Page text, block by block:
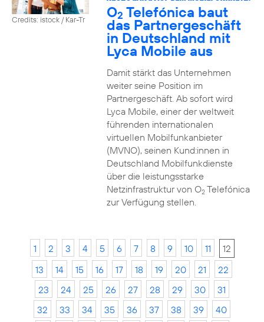
Credits: istock / Kar-Tr O2 Telefónica baut
das Partnergeschäft
in Deutschland mit
Lyca Mobile aus
Damit stärkt das Unternehmen
weiter seine Position im
Partnergeschäft. Ab sofort wird
Lyca Mobile, einer der weltweit
führenden internationalen
virtuellen Mobilfunkanbieter
(MVNO), seinen Kund:innen in
Deutschland Mobilfunkdienste
über die leistungsstarke
Netzinfrastruktur von O2Telefónica
zur Verfügung stellen.
1 2 3 4 5 6 7 8 9 10 11
12
13
14 15 16 17 18 19 20 21
22
23
24 25 26 27 28 29 30
31
32
33 34 35 36 37 38 39
40